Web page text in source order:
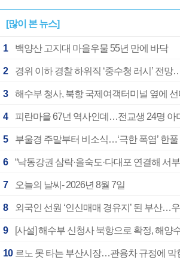
[많이 본 뉴스]
1 백양산 고지대 마을우물 55년 만에 바닥
2 경위 이하 경찰 하위직 ‘중수청 러시’ 전
3 해수부 청사, 북항 국제여객터미널 옆에
4 피란마을 67년 역사인데…전교생 24명 아
5 부울경 주말부터 비소식…‘극한 폭염’ 한
6 “낙동강권 삼락·을숙도·다대포 연결해 서
7 오늘의 날씨- 2026년 8월 7일
8 외국인 선원 ‘인신매매 경유지’ 된 부산…
9 [사설] 해수부 신청사 북항으로 확정, 해양
10 르노 못 타는 부산시장…관용차 규정에 막